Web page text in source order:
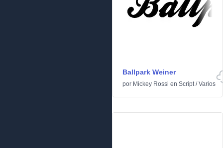
Ballpark Weiner
por Mickey Rossi en Script/Varios